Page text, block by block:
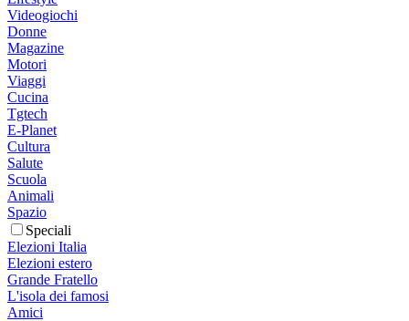
Videogiochi
Donne
Magazine
Motori
Viaggi
Cucina
Tgtech
E-Planet
Cultura
Salute
Scuola
Animali
Spazio
Speciali
Elezioni Italia
Elezioni estero
Grande Fratello
L'isola dei famosi
Amici